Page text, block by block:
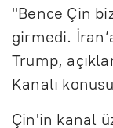
"Bence Çin
girmedi.
Trump,
Kanalı
Çin'in kanal